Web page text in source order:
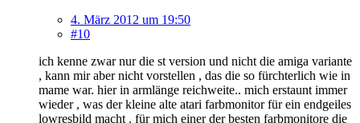
4. März 2012 um 19:50
#10
ich kenne zwar nur die st version und nicht die amiga variante
, kann mir aber nicht vorstellen , das die so fürchterlich wie in
mame war. hier in armlänge reichweite.. mich erstaunt immer
wieder , was der kleine alte atari farbmonitor für ein endgeiles
lowresbild macht . für mich einer der besten farbmonitore die